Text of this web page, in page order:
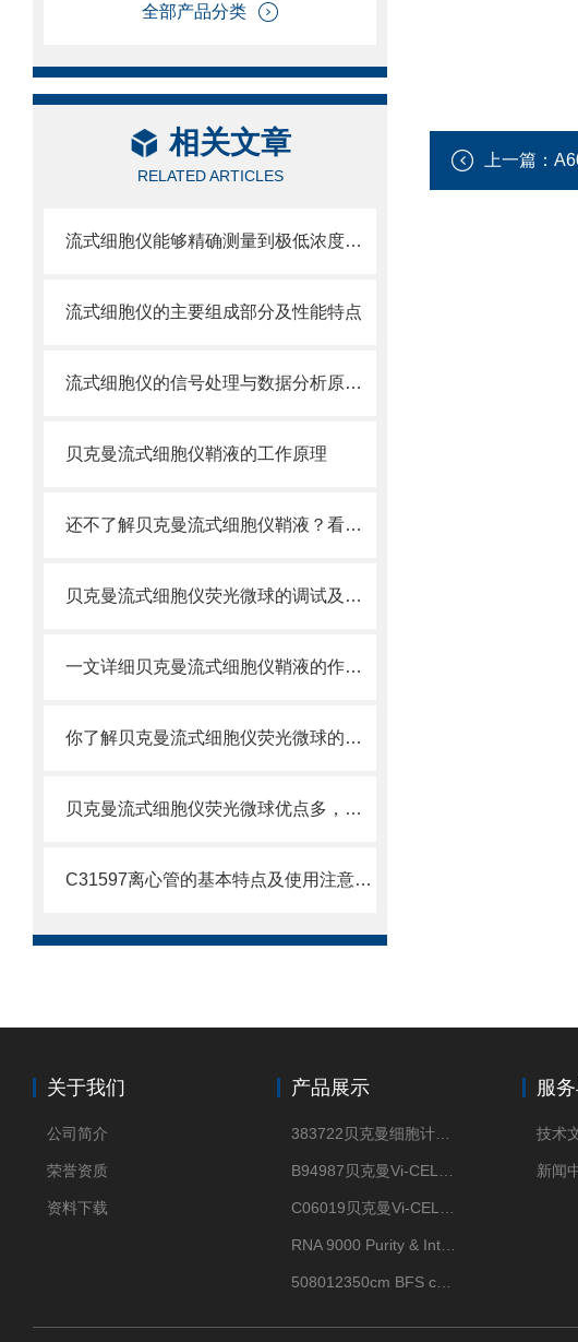
全部产品分类
相关文章
RELATED ARTICLES
流式细胞仪能够精确测量到极低浓度的标记物
流式细胞仪的主要组成部分及性能特点
流式细胞仪的信号处理与数据分析原理分析
贝克曼流式细胞仪鞘液的工作原理
还不了解贝克曼流式细胞仪鞘液？看这里就对了！
贝克曼流式细胞仪荧光微球的调试及使用
一文详细贝克曼流式细胞仪鞘液的作用原理
你了解贝克曼流式细胞仪荧光微球的制备之怎样的吗
贝克曼流式细胞仪荧光微球优点多，实用效果好
C31597离心管的基本特点及使用注意事项
上一篇：
关于我们
公司简介
荣誉资质
资料下载
产品展示 服
技术
新闻